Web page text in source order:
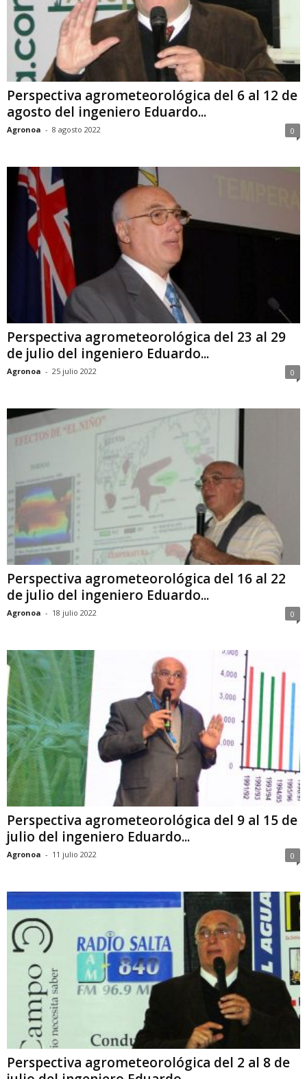
Perspectiva agrometeorológica del 6 al 12 de
agosto del ingeniero Eduardo...
Agronoa - 8 agosto 2022 0
Perspectiva agrometeorológica del 23 al 29
de julio del ingeniero Eduardo...
Agronoa - 25 julio 2022 0
Perspectiva agrometeorológica del 16 al 22
de julio del ingeniero Eduardo...
Agronoa - 18 julio 2022 0
Perspectiva agrometeorológica del 9 al 15 de
julio del ingeniero Eduardo...
Agronoa - 11 julio 2022 0
Perspectiva agrometeorológica del 2 al 8 de